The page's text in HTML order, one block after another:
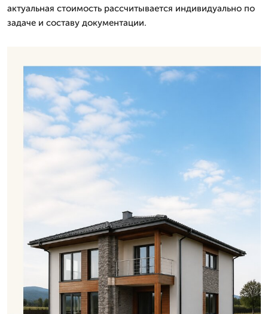
актуальная стоимость рассчитывается индивидуально по
задаче и составу документации.